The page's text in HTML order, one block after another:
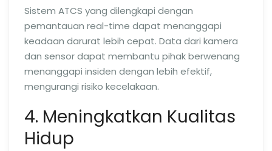
Sistem ATCS yang dilengkapi dengan
pemantauan real-time dapat menanggapi
keadaan darurat lebih cepat. Data dari kamera
dan sensor dapat membantu pihak berwenang
menanggapi insiden dengan lebih efektif,
mengurangi risiko kecelakaan.
4. Meningkatkan Kualitas
Hidup